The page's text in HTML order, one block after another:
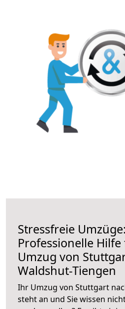
Stressfreie Umzüge:
Professionelle
Umzug von
Waldshut-Tiengen
Ihr Umzug von Stuttgart
steht an und Sie wissen